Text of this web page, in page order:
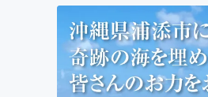
アート・
テクノロ